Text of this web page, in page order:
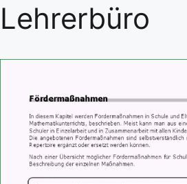
Lehrerbüro